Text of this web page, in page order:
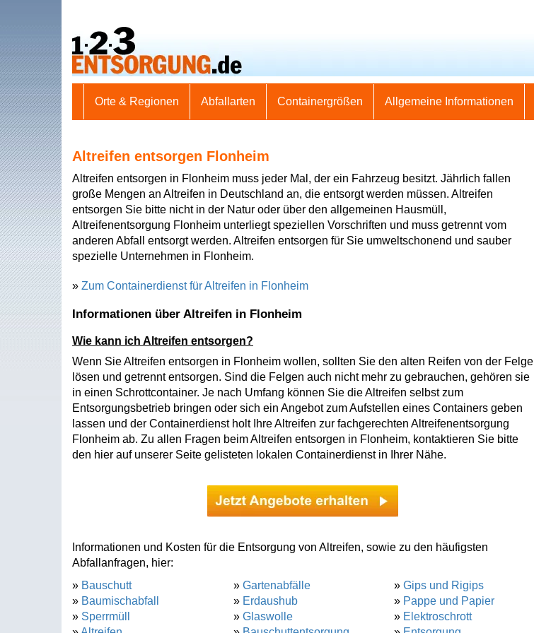
Orte & Regionen Abfallarten Containergrößen Allgemeine Informationen
Altreifen entsorgen Flonheim
Altreifen entsorgen in Flonheim muss jeder Mal, der ein Fahrzeug besitzt. Jährlich fallen
große Mengen an Altreifen in Deutschland an, die entsorgt werden müssen. Altreifen
entsorgen Sie bitte nicht in der Natur oder über den allgemeinen Hausmüll,
Altreifenentsorgung Flonheim unterliegt speziellen Vorschriften und muss getrennt vom
anderen Abfall entsorgt werden. Altreifen entsorgen für Sie umweltschonend und sauber
spezielle Unternehmen in Flonheim.
» Zum Containerdienst für Altreifen in Flonheim
Informationen über Altreifen in Flonheim
Wie kann ich Altreifen entsorgen?
Wenn Sie Altreifen entsorgen in Flonheim wollen, sollten Sie den alten Reifen von der Felge
lösen und getrennt entsorgen. Sind die Felgen auch nicht mehr zu gebrauchen, gehören sie
in einen Schrottcontainer. Je nach Umfang können Sie die Altreifen selbst zum
Entsorgungsbetrieb bringen oder sich ein Angebot zum Aufstellen eines Containers geben
lassen und der Containerdienst holt Ihre Altreifen zur fachgerechten Altreifenentsorgung
Flonheim ab. Zu allen Fragen beim Altreifen entsorgen in Flonheim, kontaktieren Sie bitte
den hier auf unserer Seite gelisteten lokalen Containerdienst in Ihrer Nähe.
Informationen und Kosten für die Entsorgung von Altreifen, sowie zu den häufigsten
Abfallanfragen, hier:
» Bauschutt
» Baumischabfall
» Sperrmüll
» Gartenabfälle
» Erdaushub
» Glaswolle
» Gips und Rigips
» Pappe und Papier
» Elektroschrott